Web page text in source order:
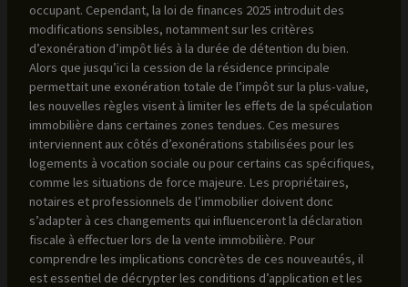
occupant. Cependant, la loi de finances 2025 introduit des
modifications sensibles, notamment sur les critères
d’exonération d’impôt liés à la durée de détention du bien.
Alors que jusqu’ici la cession de la résidence principale
permettait une exonération totale de l’impôt sur la plus-value,
les nouvelles règles visent à limiter les effets de la spéculation
immobilière dans certaines zones tendues. Ces mesures
interviennent aux côtés d’exonérations stabilisées pour les
logements à vocation sociale ou pour certains cas spécifiques,
comme les situations de force majeure. Les propriétaires,
notaires et professionnels de l’immobilier doivent donc
s’adapter à ces changements qui influenceront la déclaration
fiscale à effectuer lors de la vente immobilière. Pour
comprendre les implications concrètes de ces nouveautés, il
est essentiel de décrypter les conditions d’application et les